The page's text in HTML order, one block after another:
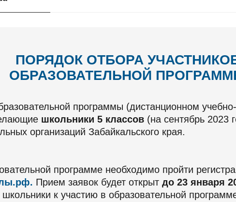
ПОРЯДОК ОТБОРА
ОБРАЗОВАТЕЛЬНОЙ
программы (дистанционном
школьники 5 классов (на сентябрь 2023
организаций Забайкальского края.
программе необходимо пройти
Прием заявок будет открыт до 23 января
к участию в образовательной